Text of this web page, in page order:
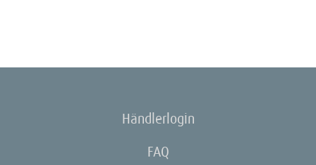
Händlerlogin
FAQ